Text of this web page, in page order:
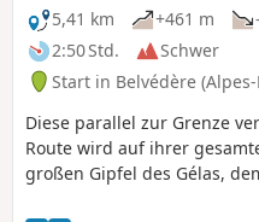
5,41 km
+461 m
2:50 Std.
Schwer
Start in Belvédère
Diese parallel zur Grenze
Route wird auf ihrer
großen Gipfel des Gélas,